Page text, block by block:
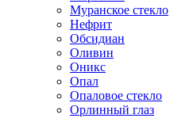
Муранское стекло
Нефрит
Обсидиан
Оливин
Оникс
Опал
Опаловое стекло
Орлинный глаз